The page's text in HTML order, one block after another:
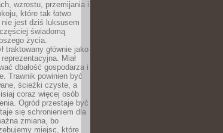
wzrostu, przemijania i
które tak łatwo
jest dziś luksusem
świadomą
życia.
traktowany głównie jako
Miał
dbałość gospodarza i
Trawnik powinien być
ścieżki czyste, a
coraz więcej osób
Ogród przestaje być
się schronieniem dla
zmiana, bo
miejsc, które